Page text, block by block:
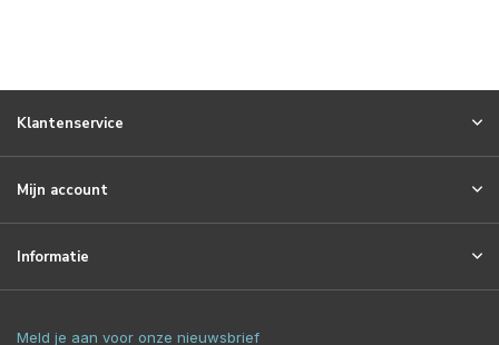
Klantenservice
Mijn account
Informatie
Meld je aan voor onze nieuwsbrief